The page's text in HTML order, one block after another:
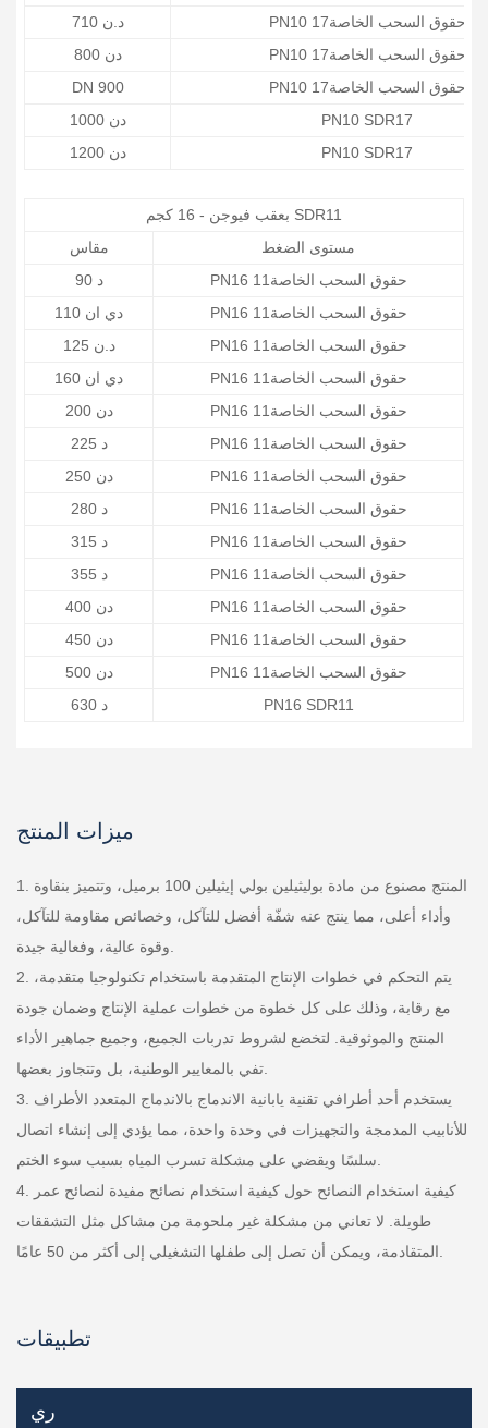
د.ن 710
PN10 حقوق السحب الخاصة17
دن 800
PN10 حقوق السحب الخاصة17
DN 900
PN10 حقوق السحب الخاصة17
دن 1000
PN10 SDR17
دن 1200
PN10 SDR17
بعقب فيوجن - 16 كجم SDR11
مقاس
مستوى الضغط
د 90
PN16 حقوق السحب الخاصة11
دي ان 110
PN16 حقوق السحب الخاصة11
د.ن 125
PN16 حقوق السحب الخاصة11
دي ان 160
PN16 حقوق السحب الخاصة11
دن 200
PN16 حقوق السحب الخاصة11
د 225
PN16 حقوق السحب الخاصة11
دن 250
PN16 حقوق السحب الخاصة11
د 280
PN16 حقوق السحب الخاصة11
د 315
PN16 حقوق السحب الخاصة11
د 355
PN16 حقوق السحب الخاصة11
دن 400
PN16 حقوق السحب الخاصة11
دن 450
PN16 حقوق السحب الخاصة11
دن 500
PN16 حقوق السحب الخاصة11
د 630
PN16 SDR11
ميزات المنتج
1. المنتج مصنوع من مادة بوليثيلين بولي إيثيلين 100 برميل، وتتميز بنقاوة
وأداء أعلى، مما ينتج عنه شفّة أفضل للتآكل، وخصائص مقاومة للتآكل،
2. يتم التحكم في خطوات الإنتاج المتقدمة باستخدام تكنولوجيا متقدمة،
مع رقابة، وذلك على كل خطوة من خطوات عملية الإنتاج وضمان جودة
المنتج والموثوقية. لتخضع لشروط تدربات الجميع، وجميع جماهير الأداء
3. يستخدم أحد أطرافي تقنية يابانية الاندماج بالاندماج المتعدد الأطراف
للأنابيب المدمجة والتجهيزات في وحدة واحدة، مما يؤدي إلى إنشاء اتصال
4. كيفية استخدام النصائح حول كيفية استخدام نصائح مفيدة لنصائح عمر
طويلة. لا تعاني من مشكلة غير ملحومة من مشاكل مثل التشققات
تطبيقات
ري